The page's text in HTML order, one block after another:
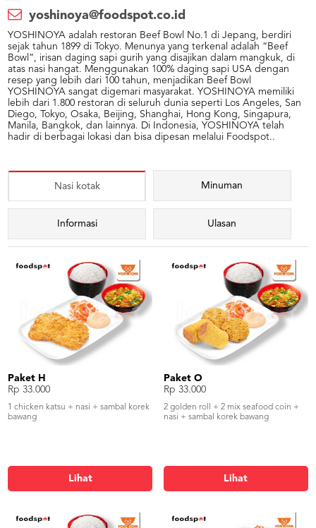
yoshinoya@foodspot.co.id
YOSHINOYA adalah restoran Beef Bowl No.1 di Jepang, berdiri
sejak tahun 1899 di Tokyo. Menunya yang terkenal adalah “Beef
Bowl”, irisan daging sapi gurih yang disajikan dalam mangkuk, di
atas nasi hangat. Menggunakan 100% daging sapi USA dengan
resep yang lebih dari 100 tahun, menjadikan Beef Bowl
YOSHINOYA sangat digemari masyarakat. YOSHINOYA memiliki
lebih dari 1.800 restoran di seluruh dunia seperti Los Angeles, San
Diego, Tokyo, Osaka, Beijing, Shanghai, Hong Kong, Singapura,
Manila, Bangkok, dan lainnya. Di Indonesia, YOSHINOYA telah
hadir di berbagai lokasi dan bisa dipesan melalui Foodspot..
Nasi kotak Minuman
Informasi Ulasan
Paket H
Rp 33.000
1 chicken katsu + nasi + sambal korek
bawang
Lihat
Paket O
Rp 33.000
2 golden roll + 2 mix seafood coin +
nasi + sambal korek bawang
Lihat